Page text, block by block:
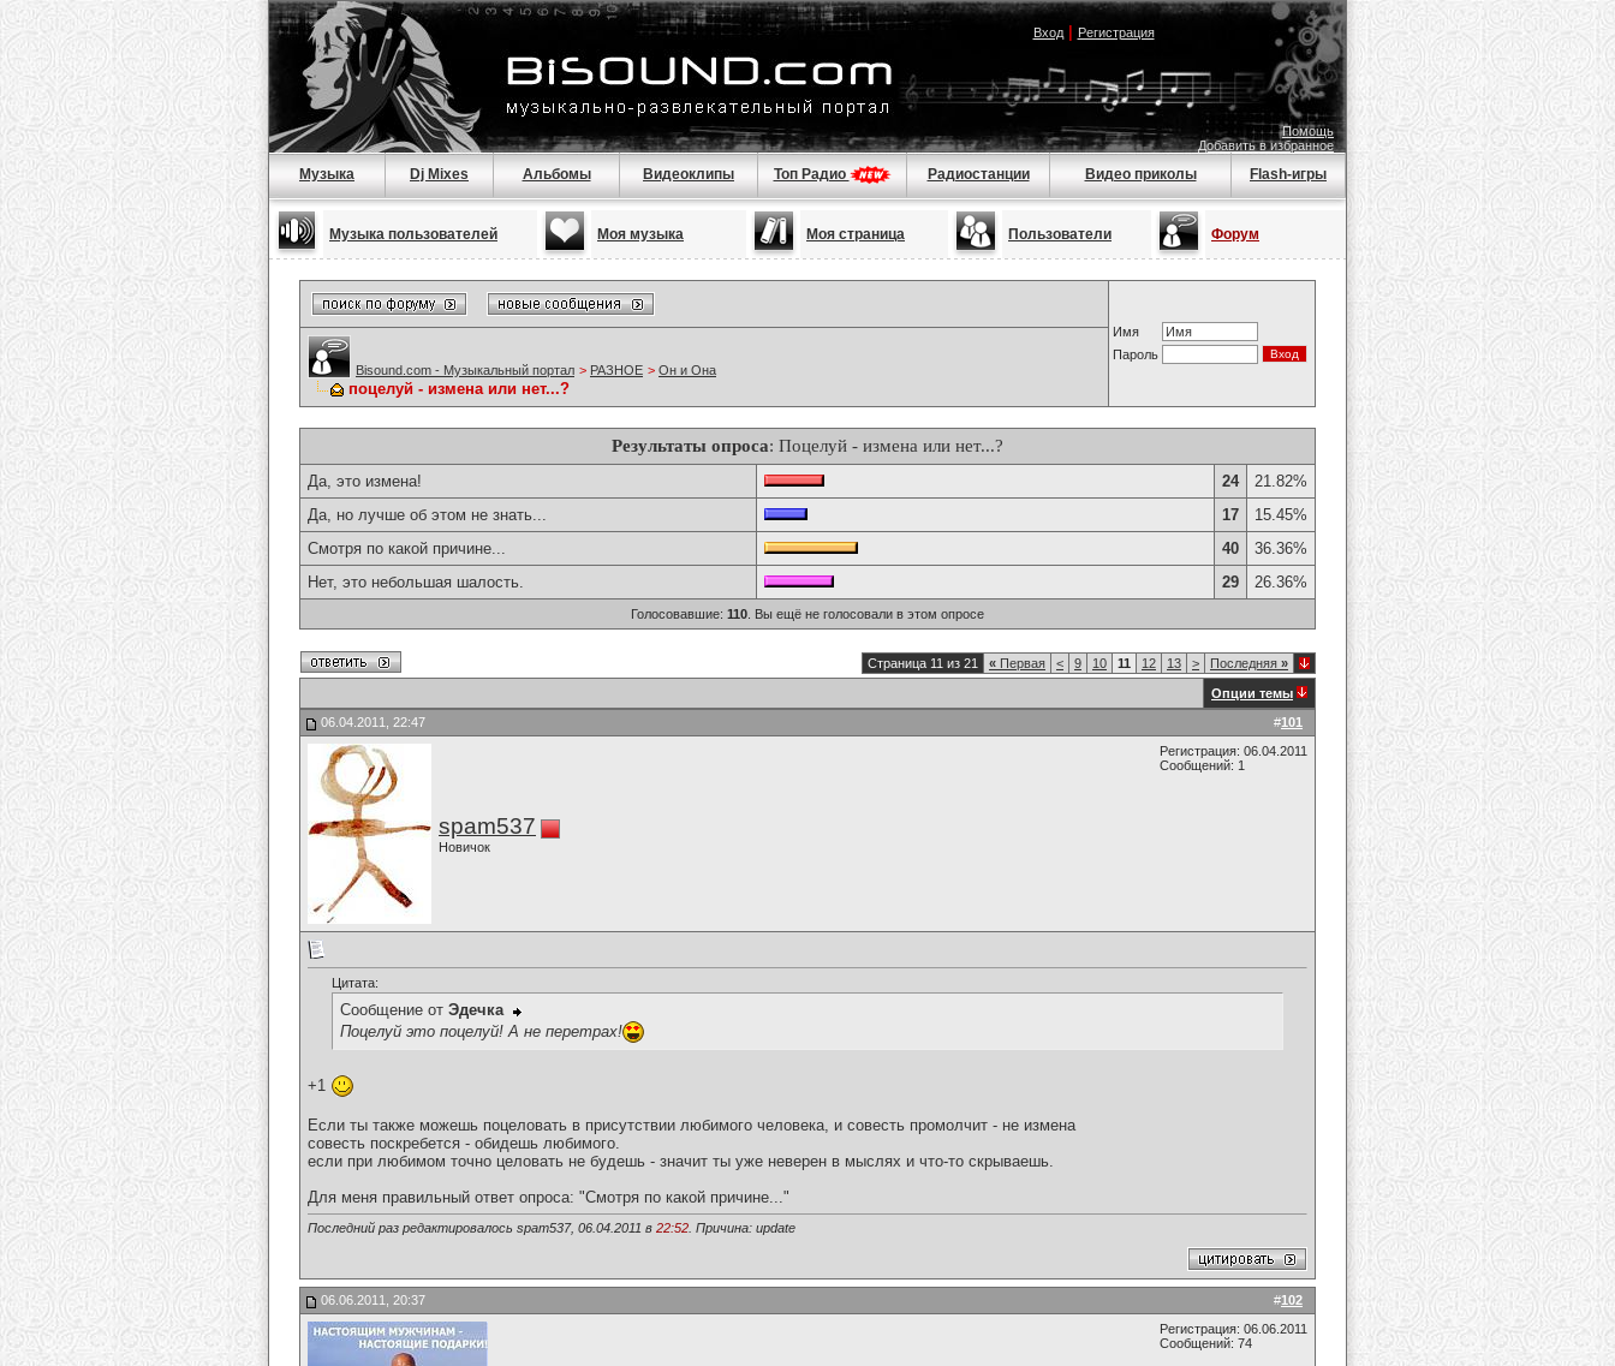
Вход| Регистрация
Помощь
Добавить в избранное
Музыка Dj Mixes Альбомы Видеоклипы Топ Радио Радиостанции Видео приколы Flash-игры
Музыка пользователей Моя музыка Моя страница Пользователи Форум
Имя
Пароль
Bisound.com - Музыкальный портал > РАЗНОЕ > Он и Она
поцелуй - измена или нет...?
Результаты опроса: Поцелуй - измена или нет...?
Да, это измена! 24
21.82%
Да, но лучше об этом не знать...
17
15.45%
Смотря по какой причине...
40
36.36%
Нет, это небольшая шалость.
29 26.36%
Голосовавшие: 110 . Вы ещё не голосовали в этом опросе
Страница 11 из 21 « Первая < 9 10 11 12 13 > Последняя »
Опции темы
#101
06.04.2011, 22:47
spam537
Новичок
Регистрация: 06.04.2011
Сообщений: 1
Цитата:
Сообщение от Эдечка
Поцелуй это поцелуй! А не перетрах!
+1
Если ты также можешь поцеловать в присутствии любимого человека, и совесть промолчит - не измена
совесть поскребется - обидешь любимого.
если при любимом точно целовать не будешь - значит ты уже неверен в мыслях и что-то скрываешь.
Для меня правильный ответ опроса: "Смотря по какой причине..."
Последний раз редактировалось spam537, 06.04.2011 в 22:52 . Причина: update
#102
06.06.2011, 20:37
Регистрация: 06.06.2011
Сообщений: 74